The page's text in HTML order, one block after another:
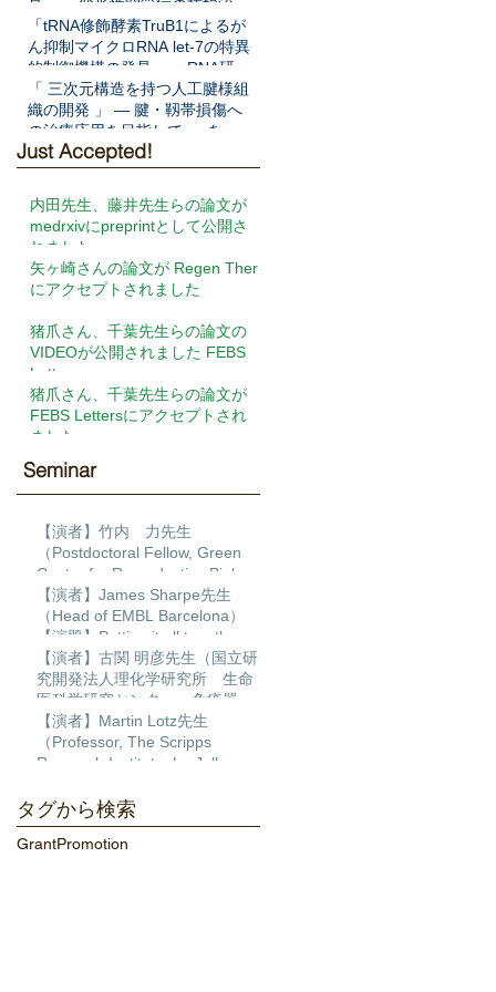
見」― 変形性関節症の核酸治療
法開発へ期待 ―をNat Commun
に発表
「tRNA修飾酵素TruB1によるが
ん抑制マイクロRNA let-7の特異
的制御機構の発見」― RNA研究
の新展開と新規がん病態解明へ
の期待 ―をEMBO Jに発表
「 三次元構造を持つ人工腱様組
織の開発 」 ― 腱・靱帯損傷へ
の治療応用を目指して ― を
Frontiers in Cell and
Developmental Biologyに発表
Just Accepted!
内田先生、藤井先生らの論文が
medrxivにpreprintとして公開さ
れました
矢ヶ崎さんの論文が Regen Ther
にアクセプトされました
猪爪さん、千葉先生らの論文の
VIDEOが公開されました FEBS
Letters
猪爪さん、千葉先生らの論文が
FEBS Lettersにアクセプトされ
ました
Seminar​
【演者】竹内 力先生
（Postdoctoral Fellow, Green
Center for Reproductive Biology
Sciences, University of Texas
Southwestern ）【演題】
Transcription factor regulatory
networks during human cardiac
differentiation
【演者】James Sharpe先生
（Head of EMBL Barcelona）
【演題】Putting it all together:
Building a 4D multiscale model
of limb development
【演者】古関 明彦先生（国立研
究開発法人理化学研究所 生命
医科学研究センター 免疫器官
形成研究チーム チームディレ
クター）【演題】ポリコム群の
発生過程とDNA損傷修復におけ
【演者】Martin Lotz先生
（Professor, The Scripps
Research Institute, La Jolla,
DIMENSIONAL ANALYSIS OF
THE HUMAN KNEE AS AN
ORGAN TO DISCOVER
タグから検索
GrantPromotion